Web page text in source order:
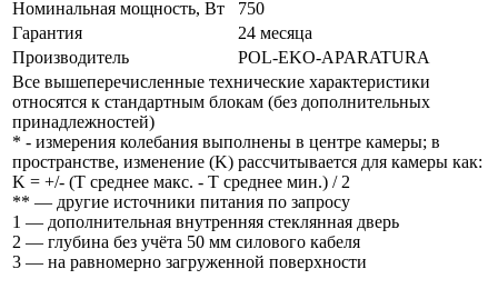
Номинальная мощность, Вт
750
Гарантия
24 месяца
Производитель
POL-EKO-APARATURA
Все вышеперечисленные технические характеристики
относятся к стандартным блокам (без дополнительных
принадлежностей)
* - измерения колебания выполнены в центре камеры; в
пространстве, изменение (K) рассчитывается для камеры как:
K = +/- (T среднее макс. - T среднее мин.) / 2
** — другие источники питания по запросу
1 — дополнительная внутренняя стеклянная дверь
2 — глубина без учёта 50 мм силового кабеля
3 — на равномерно загруженной поверхности